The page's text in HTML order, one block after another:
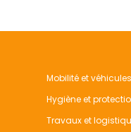
Mobilité et véhicules
Hygiène et
Travaux et